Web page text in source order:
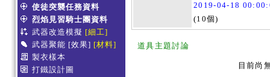
使徒突襲任務資料
烈焰見習騎士團資料
武器改造模擬 [細工]
武器聚能 [效果] [材料]
製衣樣本
打鐵設計圖
2019-04-18
(10個)
道具主題討論
目前尚